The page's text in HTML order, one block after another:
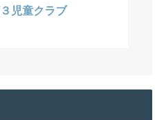
児童クラブ